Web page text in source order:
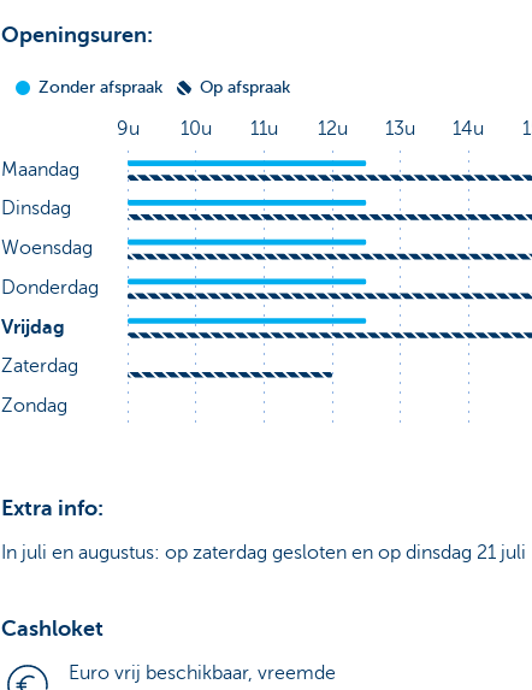
Openingsuren:
Extra info:
In juli en augustus: op zaterdag gesloten en op dinsdag 21 juli
Cashloket
Euro vrij beschikbaar, vreemde